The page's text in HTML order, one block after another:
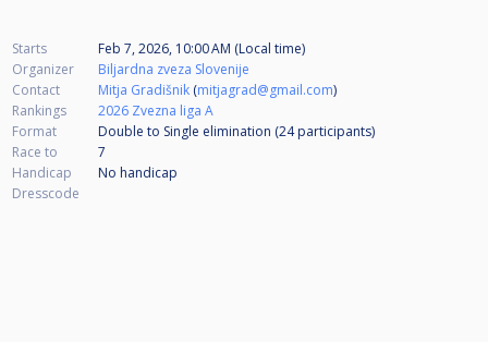
Starts
Feb 7, 2026, 10:00 AM (Local time)
Organizer
Biljardna zveza Slovenije
Contact
Mitja Gradišnik (mitjagrad@gmail.com)
Rankings
2026 Zvezna liga A
Format
Double to Single elimination (24participants)
Race to
7
Handicap
No handicap
Dresscode